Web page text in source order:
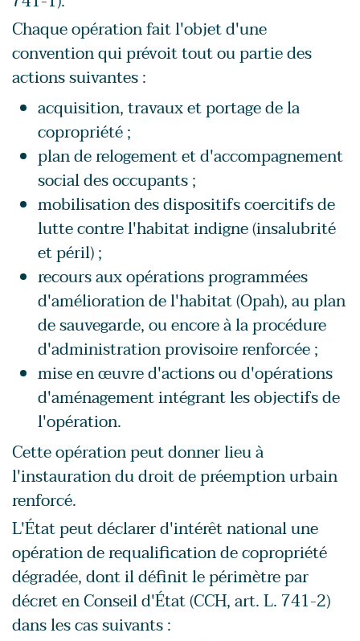
Chaque opération fait l'objet d'une
convention qui prévoit tout ou partie des
actions suivantes :
acquisition, travaux et portage de la
copropriété ;
plan de relogement et d'accompagnement
social des occupants ;
mobilisation des dispositifs coercitifs de
lutte contre l'habitat indigne (insalubrité
et péril) ;
recours aux opérations programmées
d'amélioration de l'habitat (Opah), au plan
de sauvegarde, ou encore à la procédure
d'administration provisoire renforcée ;
mise en œuvre d'actions ou d'opérations
d'aménagement intégrant les objectifs de
l'opération.
Cette opération peut donner lieu à
l'instauration du droit de préemption urbain
renforcé.
L'État peut déclarer d'intérêt national une
opération de requalification de copropriété
dégradée, dont il définit le périmètre par
décret en Conseil d'État (CCH, art. L. 741-2)
dans les cas suivants :